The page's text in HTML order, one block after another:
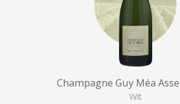
Champagne Guy Méa
Wit